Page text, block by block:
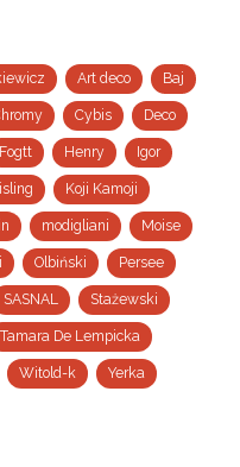
Art deco Baj
Cybis Deco
Fogtt Henry Igor
Koji Kamoji
modigliani Moise
Olbiński Persee
SASNAL Stażewski
Tamara De Lempicka
Witold-k Yerka